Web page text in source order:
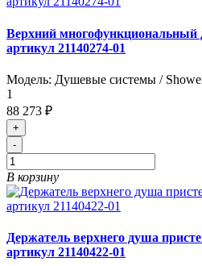
Верхний многофункциональный
артикул 21140274-01
Модель: Душевые системы /
1
88 273 ₽
+
-
В корзину
Держатель верхнего душа
артикул 21140422-01